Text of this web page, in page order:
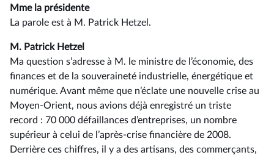
Mme la présidente
La parole est à M. Patrick Hetzel.
M. Patrick Hetzel
Ma question s’adresse à M. le ministre de l’économie, des
finances et de la souveraineté industrielle, énergétique et
numérique. Avant même que n’éclate une nouvelle crise au
Moyen-Orient, nous avions déjà enregistré un triste
record : 70 000 défaillances d’entreprises, un nombre
supérieur à celui de l’après-crise financière de 2008.
Derrière ces chiffres, il y a des artisans, des commerçants,